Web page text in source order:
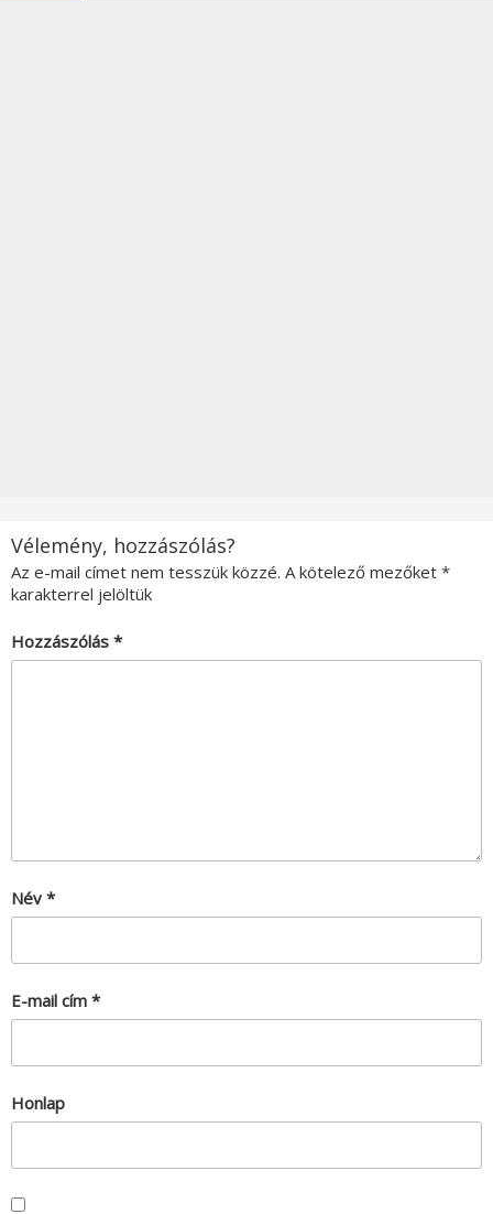
Vélemény, hozzászólás?
Az e-mail címet nem tesszük közzé. A kötelező mezőket *
karakterrel jelöltük
Hozzászólás *
Név *
E-mail cím *
Honlap